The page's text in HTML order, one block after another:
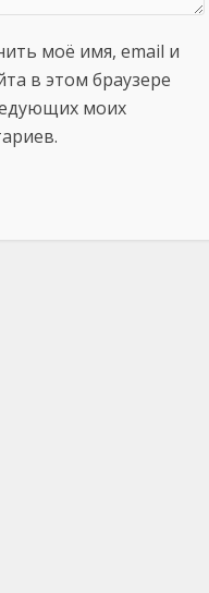
моё имя, email и
в этом браузере
моих